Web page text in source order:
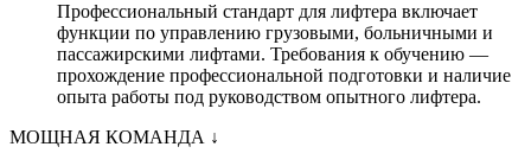
Профессиональный стандарт для лифтера включает
функции по управлению грузовыми, больничными и
пассажирскими лифтами. Требования к обучению —
прохождение профессиональной подготовки и наличие
опыта работы под руководством опытного лифтера.
МОЩНАЯ КОМАНДА ↓